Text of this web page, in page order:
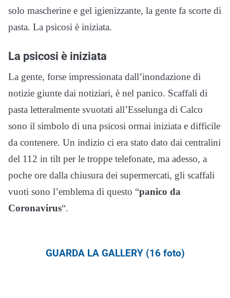
solo mascherine e gel igienizzante, la gente fa scorte di
pasta. La psicosi è iniziata.
La psicosi è iniziata
La gente, forse impressionata dall’inondazione di
notizie giunte dai notiziari, è nel panico. Scaffali di
pasta letteralmente svuotati all’Esselunga di Calco
sono il simbolo di una psicosi ormai iniziata e difficile
da contenere. Un indizio ci era stato dato dai centralini
del 112 in tilt per le troppe telefonate, ma adesso, a
poche ore dalla chiusura dei supermercati, gli scaffali
vuoti sono l’emblema di questo “panico da
Coronavirus“.
GUARDA LA GALLERY (16 foto)